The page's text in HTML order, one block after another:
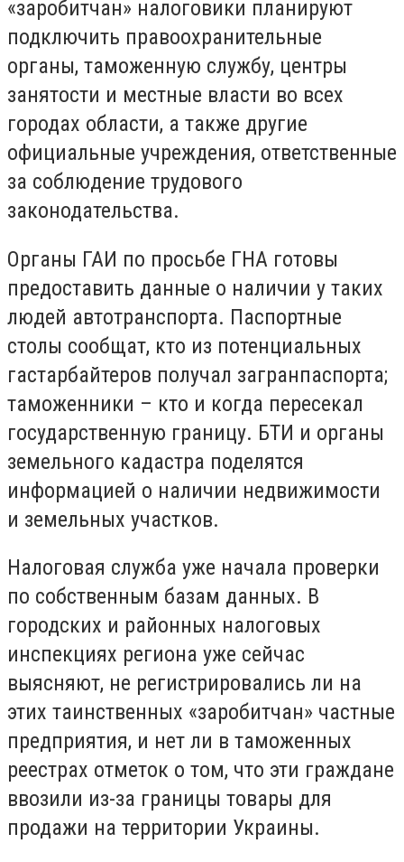
«заробитчан» налоговики планируют
подключить правоохранительные
органы, таможенную службу, центры
занятости и местные власти во всех
городах области, а также другие
официальные учреждения, ответственные
за соблюдение трудового
законодательства.
Органы ГАИ по просьбе ГНА готовы
предоставить данные о наличии у таких
людей автотранспорта. Паспортные
столы сообщат, кто из потенциальных
гастарбайтеров получал загранпаспорта;
таможенники – кто и когда пересекал
государственную границу. БТИ и органы
земельного кадастра поделятся
информацией о наличии недвижимости
и земельных участков.
Налоговая служба уже начала проверки
по собственным базам данных. В
городских и районных налоговых
инспекциях региона уже сейчас
выясняют, не регистрировались ли на
этих таинственных «заробитчан» частные
предприятия, и нет ли в таможенных
реестрах отметок о том, что эти граждане
ввозили из-за границы товары для
продажи на территории Украины.